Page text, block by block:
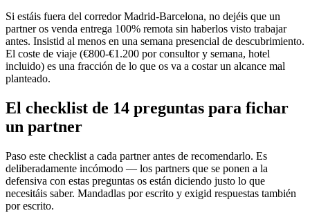
Si estáis fuera del corredor Madrid-Barcelona, no dejéis que un
partner os venda entrega 100% remota sin haberlos visto trabajar
antes. Insistid al menos en una semana presencial de descubrimiento.
El coste de viaje (€800-€1.200 por consultor y semana, hotel
incluido) es una fracción de lo que os va a costar un alcance mal
planteado.
El checklist de 14 preguntas para fichar
un partner
Paso este checklist a cada partner antes de recomendarlo. Es
deliberadamente incómodo — los partners que se ponen a la
defensiva con estas preguntas os están diciendo justo lo que
necesitáis saber. Mandadlas por escrito y exigid respuestas también
por escrito.